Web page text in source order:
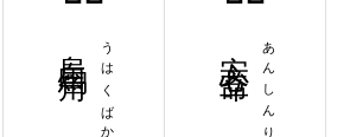
うはくばかく